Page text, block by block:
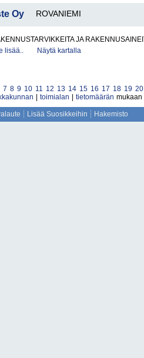
Oy ROVANIEMI
JA
lisää..
Näytä kartalla
7 8 9 10 11 12 13 14 15 16 17 18 19 20
toimialan tietomäärän mukaan
Lisää Suosikkeihin Hakemisto